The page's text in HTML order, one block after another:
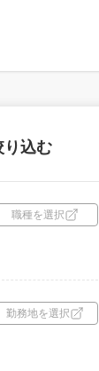
り込む
職種を選択
勤務地を選択